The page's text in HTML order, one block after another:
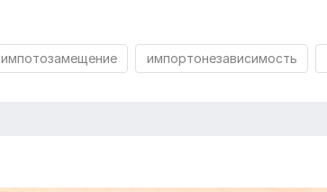
импотозамещение импортонезависимость